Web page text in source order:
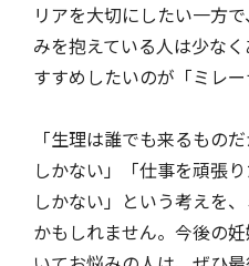
リアを大切にしたい一方
みを抱えている人は少な
すすめしたいのが「ミレー
「生理は誰でも来るもの
しかない」「仕事を頑張
しかない」という考えを
かもしれません。今後の